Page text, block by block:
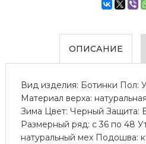
ОПИСАНИЕ
Вид изделия: Ботинки Пол:
Материал верха:
Зима Цвет: Черный Защита:
Размерный ряд: с 36 по 48
натуральный мех Подошва: